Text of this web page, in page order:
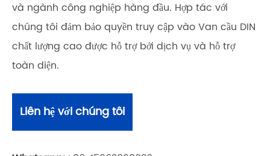
và ngành công nghiệp hàng đầu. Hợp tác với
chúng tôi đảm bảo quyền truy cập vào Van cầu DIN
chất lượng cao được hỗ trợ bởi dịch vụ và hỗ trợ
toàn diện.
Liên hệ với chúng tôi